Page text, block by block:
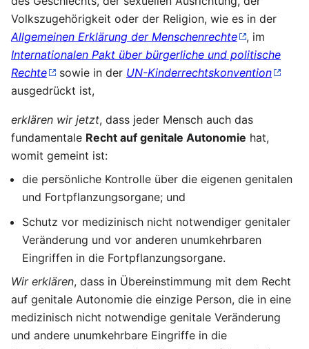
Volkszugehörigkeit oder der Religion, wie es in der
Allgemeinen Erklärung der Menschenrechte
, im
Internationalen Pakt über bürgerliche und politische
Rechte
sowie in der UN-Kinderrechtskonvention
ausgedrückt ist,
erklären wir jetzt, dass jeder Mensch auch das
fundamentale Recht auf genitale Autonomie hat,
womit gemeint ist:
die persönliche Kontrolle über die eigenen genitalen
und Fortpflanzungsorgane; und
Schutz vor medizinisch nicht notwendiger genitaler
Veränderung und vor anderen unumkehrbaren
Eingriffen in die Fortpflanzungsorgane.
Wir erklären, dass in Übereinstimmung mit dem Recht
auf genitale Autonomie die einzige Person, die in eine
medizinisch nicht notwendige genitale Veränderung
und andere unumkehrbare Eingriffe in die